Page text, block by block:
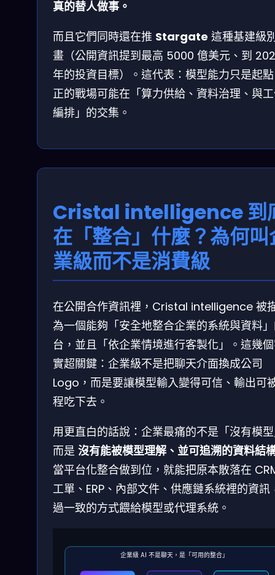
真的替人做事。
而且它們同時還在推 Stargate 這種基建級
畫（公開資訊提到最高 5000 億美元、到
年的投資目標）。這代表：模型能力只是起
正的戰場可能在「算力供給、資料治理、與
編排」的交集。
Cristal intelligence 到
在「整合」什麼？為何叫
業級而不是消費級
在公開合作資訊裡，Cristal intelligence 被
為一個能夠「安全地整合企業的系統與資料
台，並且「依企業情境進行客製化」。這幾
實超關鍵：企業級不是把聊天介面換成公司
Logo，而是要讓模型輸入變得可信、輸出可
程吃下去。
用更直白的話說：企業最痛的不是「沒有模
而是 沒有能被模型理解、並可追溯的資料結
當平台化整合做到位，就能把原本散落在
工單、ERP、內部文件、供應鏈系統裡的資訊
過一致的方式餵給模型或代理系統。
企業級 AI 不是聊天，是「可用的整合」